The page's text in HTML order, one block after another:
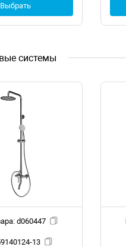
Выбрать
системы
Код товара: d060447
59140124-13